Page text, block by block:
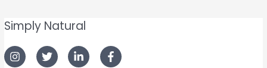
Simply Natural